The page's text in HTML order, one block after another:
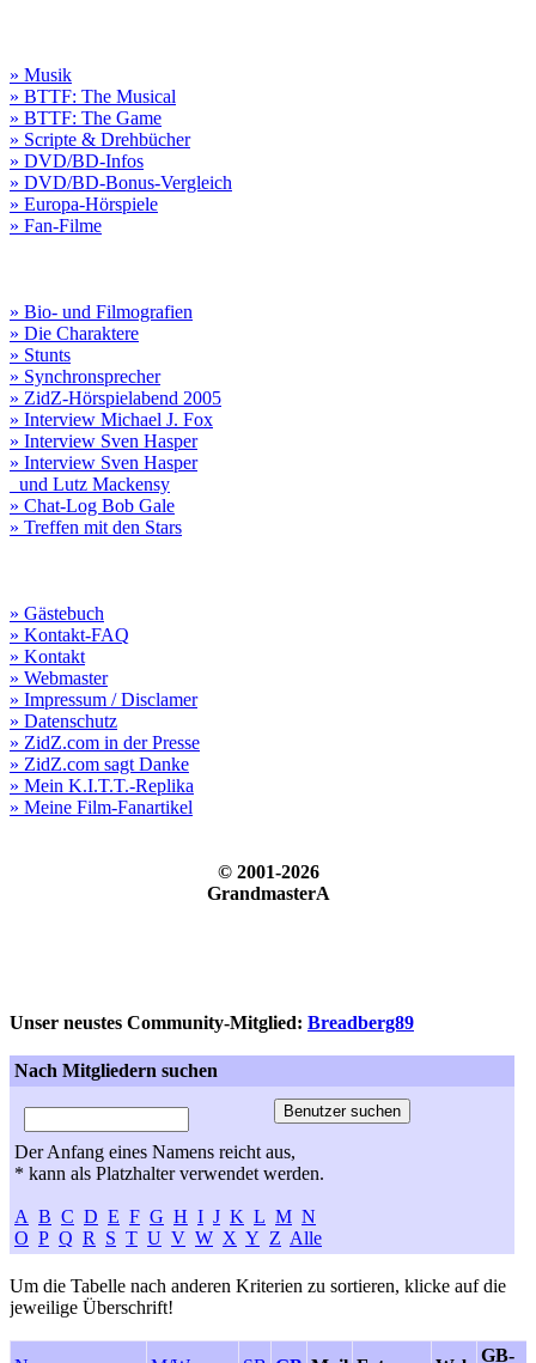
» Musik
» BTTF: The Musical
» BTTF: The Game
» Scripte & Drehbücher
» DVD/BD-Infos
» DVD/BD-Bonus-Vergleich
» Europa-Hörspiele
» Fan-Filme
» Bio- und Filmografien
» Die Charaktere
» Stunts
» Synchronsprecher
» ZidZ-Hörspielabend 2005
» Interview Michael J. Fox
» Interview Sven Hasper
» Interview Sven Hasper
und Lutz Mackensy
» Chat-Log Bob Gale
» Treffen mit den Stars
» Gästebuch
» Kontakt-FAQ
» Kontakt
» Webmaster
» Impressum / Disclamer
» Datenschutz
» ZidZ.com in der Presse
» ZidZ.com sagt Danke
» Mein K.I.T.T.-Replika
» Meine Film-Fanartikel
© 2001-2026
GrandmasterA
Unser neustes Community-Mitglied: Breadberg89
Nach Mitgliedern suchen
Der Anfang eines Namens reicht aus,
* kann als Platzhalter verwendet werden.
A B C D E F G H I J K L M N
O P Q R S T U V W X Y Z Alle
Um die Tabelle nach anderen Kriterien zu sortieren, klicke auf die
jeweilige Überschrift!
GB-